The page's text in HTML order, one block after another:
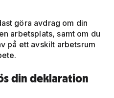
göra avdrag om din
arbetsplats, samt om du
på ett avskilt arbetsrum
din deklaration